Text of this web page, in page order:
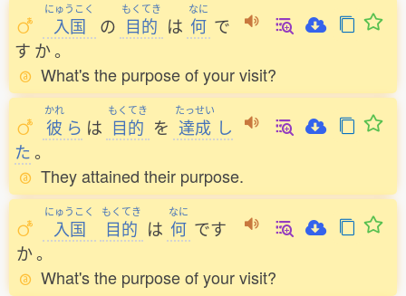
にゅうこく
入国 の
もくてき
目的 は
なに
何 で
す か。
What's the purpose of your visit?
かれ
彼 ら は
もくてき
目的 を
たっせい
達成 し
た。
They attained their purpose.
にゅうこく
入国
もくてき
目的 は
なに
何 です
か。
What's the purpose of your visit?